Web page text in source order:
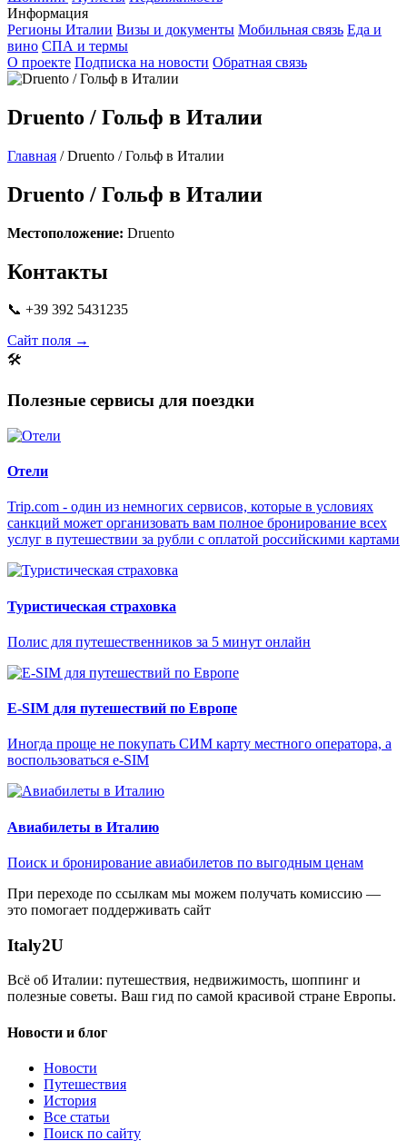
Информация
Регионы Италии Визы и документы Мобильная связь Еда и
вино СПА и термы
О проекте Подписка на новости Обратная связь
Druento / Гольф в Италии
Главная / Druento / Гольф в Италии
Druento / Гольф в Италии
Местоположение: Druento
Контакты
📞 +39 392 5431235
Сайт поля →
🛠
Полезные сервисы для поездки
Отели
Trip.com - один из немногих сервисов, которые в условиях
санкций может организовать вам полное бронирование всех
услуг в путешествии за рубли с оплатой российскими картами
Туристическая страховка
Полис для путешественников за 5 минут онлайн
E-SIM для путешествий по Европе
Иногда проще не покупать СИМ карту местного оператора, а
воспользоваться e-SIM
Авиабилеты в Италию
Поиск и бронирование авиабилетов по выгодным ценам
При переходе по ссылкам мы можем получать комиссию —
это помогает поддерживать сайт
Italy2U
Всё об Италии: путешествия, недвижимость, шоппинг и
полезные советы. Ваш гид по самой красивой стране Европы.
Новости и блог
Новости
Путешествия
История
Все статьи
Поиск по сайту